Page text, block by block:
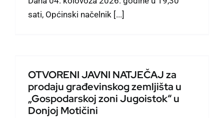
Događanja
Službeno informiranje
sati, Općinski načelnik [...]
OTVORENI JAVNI NATJEČAJ za
prodaju građevinskog zemljišta u
„Gospodarskoj zoni Jugoistok“ u
Donjoj Motičini